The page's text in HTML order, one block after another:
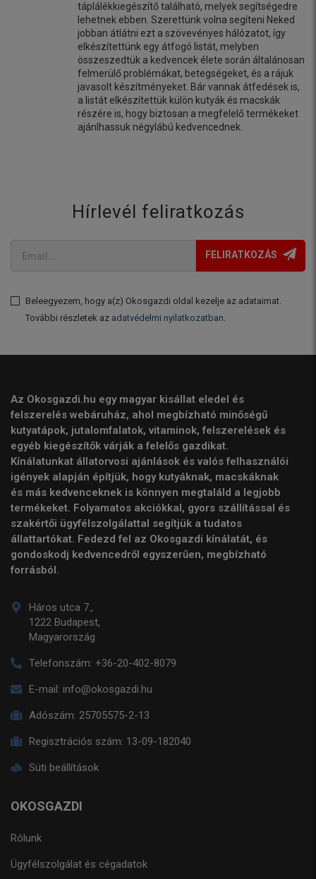
táplálékkiegészítő található, melyek segítségedre
lehetnek ebben. Szerettünk volna segíteni Neked
jobban átlátni ezt a szövevényes hálózatot, így
elkészítettünk egy átfogó listát, melyben
összeszedtük a kedvencek élete során általánosan
felmerülő problémákat, betegségeket, és a rájuk
javasolt készítményeket. Bár vannak átfedések is,
a listát elkészítettük külön kutyák és macskák
részére is, hogy biztosan a megfelelő termékeket
ajánlhassuk négylábú kedvencednek.
Hírlevél feliratkozás
FELIRATKOZÁS
Beleegyezem, hogy a(z) Okosgazdi oldal kezelje az adataimat.
További részletek az adatvédelmi nyilatkozatban.
Az Okosgazdi.hu egy magyar kisállat eledel és
felszerelés webáruház, ahol megbízható minőségű
kutyatápok, jutalomfalatok, vitaminok, felszerelések és
egyéb kiegészítők várják a felelős gazdikat.
Kínálatunkat állatorvosi ajánlások és valós felhasználói
igények alapján építjük, hogy kutyáknak, macskáknak
és más kedvenceknek is könnyen megtaláld a legjobb
termékeket. Folyamatos akciókkal, gyors szállítással és
szakértői ügyfélszolgálattal segítjük a tudatos
állattartókat. Fedezd fel az Okosgazdi kínálatát, és
gondoskodj kedvencedről egyszerűen, megbízható
forrásból.
Háros utca 7.,
1222 Budapest,
Magyarország
Telefonszám: +36-20-402-8079
E-mail: info@okosgazdi.hu
Adószám: 25705575-2-13
Regisztrációs szám: 13-09-182040
Süti beállítások
OKOSGAZDI
Rólunk
Ügyfélszolgálat és cégadatok